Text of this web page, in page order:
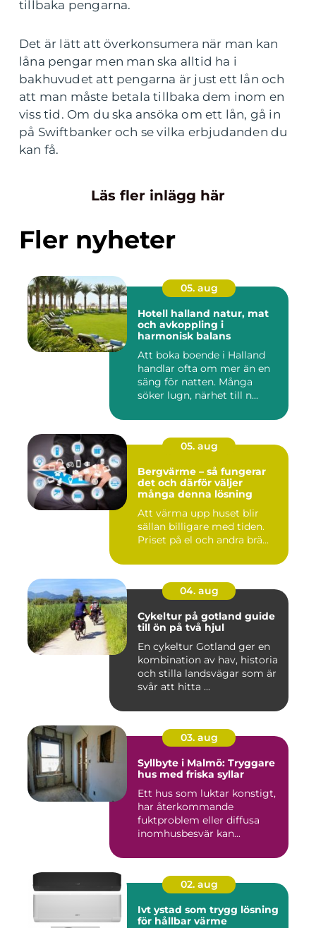
tillbaka pengarna.
Det är lätt att överkonsumera när man kan
låna pengar men man ska alltid ha i
bakhuvudet att pengarna är just ett lån och
att man måste betala tillbaka dem inom en
viss tid. Om du ska ansöka om ett lån, gå in
på Swiftbanker och se vilka erbjudanden du
kan få.
Läs fler inlägg här
Fler nyheter
05. aug
Hotell halland natur, mat
och avkoppling i
harmonisk balans
Att boka boende i Halland
handlar ofta om mer än en
säng för natten. Många
söker lugn, närhet till n...
05. aug
Bergvärme – så fungerar
det och därför väljer
många denna lösning
Att värma upp huset blir
sällan billigare med tiden.
Priset på el och andra brä...
04. aug
Cykeltur på gotland guide
till ön på två hjul
En cykeltur Gotland ger en
kombination av hav, historia
och stilla landsvägar som är
svår att hitta ...
03. aug
Syllbyte i Malmö: Tryggare
hus med friska syllar
Ett hus som luktar konstigt,
har återkommande
fuktproblem eller diffusa
inomhusbesvär kan...
02. aug
Ivt ystad som trygg lösning
för hållbar värme